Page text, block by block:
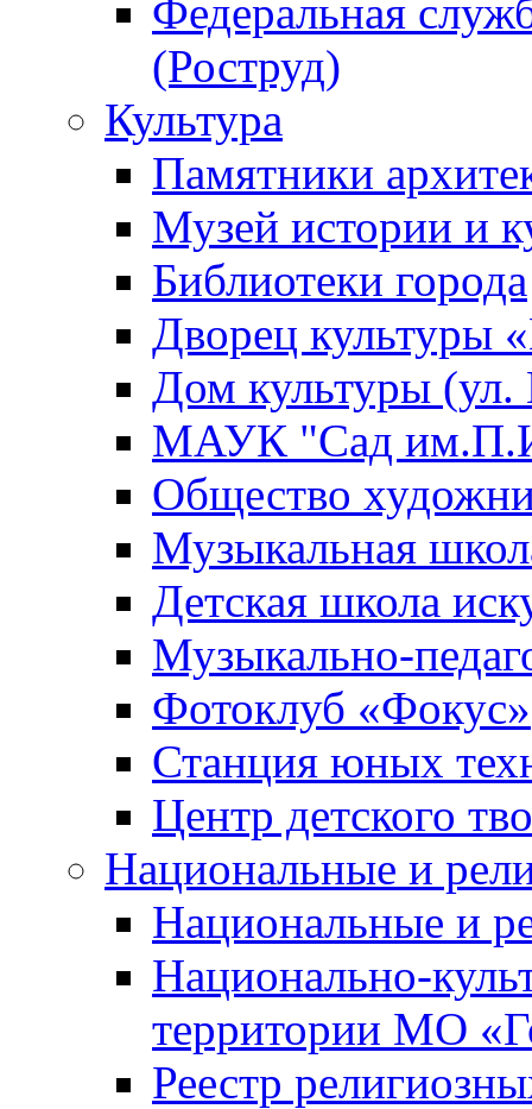
Федеральная
(Роструд)
Культура
Памятники
Музей истории и
Библиотеки города
Дворец культуры
Дом культуры (ул.
МАУК "Сад
Общество
Музыкальная
Детская школа
Музыкально-
Фотоклуб «Фокус»
Станция юных
Центр детского
Национальные и
Национальные и
Национально-
территории МО
Реестр